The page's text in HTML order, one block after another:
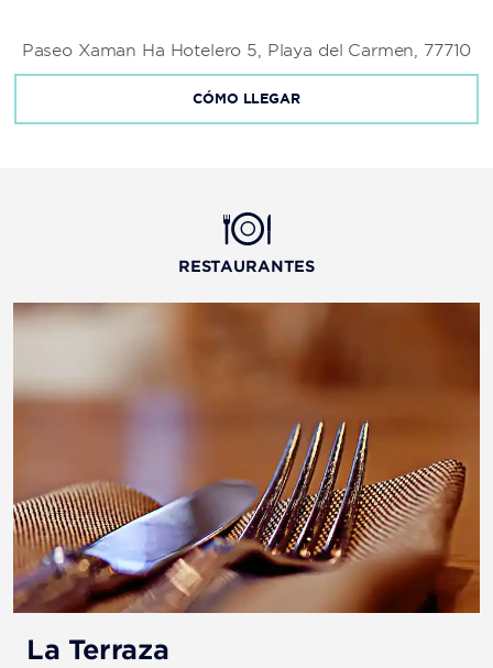
Paseo Xaman Ha Hotelero 5, Playa del Carmen, 77710
CÓMO LLEGAR
RESTAURANTES
La Terraza